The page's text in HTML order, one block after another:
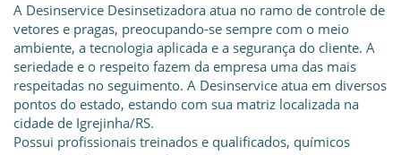
A Desinservice Desinsetizadora atua no ramo de controle de
vetores e pragas, preocupando-se sempre com o meio
ambiente, a tecnologia aplicada e a segurança do cliente. A
seriedade e o respeito fazem da empresa uma das mais
respeitadas no seguimento. A Desinservice atua em diversos
pontos do estado, estando com sua matriz localizada na
cidade de Igrejinha/RS.
Possui profissionais treinados e qualificados, químicos